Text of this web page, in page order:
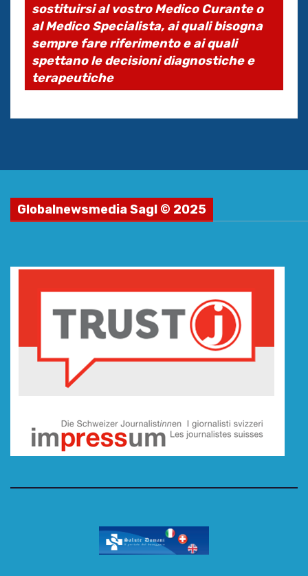
sostituirsi al vostro Medico Curante o
al Medico Specialista, ai quali bisogna
sempre fare riferimento e ai quali
spettano le decisioni diagnostiche e
terapeutiche
Globalnewsmedia Sagl © 2025